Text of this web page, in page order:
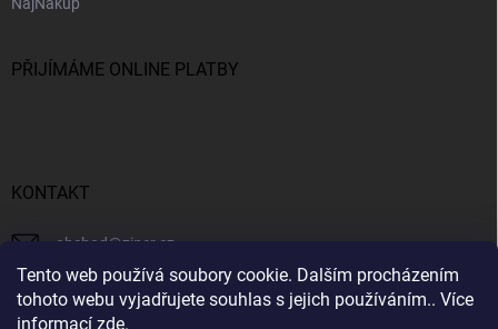
Tento web používá soubory cookie. Dalším procházením
tohoto webu vyjadřujete souhlas s jejich používáním.. Více
informací zde.
PŘIJÍMÁME ONLINE PLATBY
KONTAKT
obchod@ziner.cz
728 355 665